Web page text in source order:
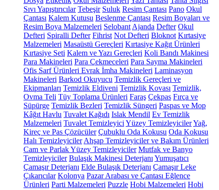
Sıvı Yapıştırıcılar Tebeşir Suluk Resim Çantası Pano Okul
Çantası Kalem Kutusu Beslenme Çantası Resim Boyaları ve
Resim Boya Malzemeleri Selobant Ajanda Defter Okul
Defteri Spiralli Defter Fihrist Not Defteri Bloknot Kırtasiye
Malzemeleri Masaüstü Gereçleri Kırtasiye Kağıt Ürünleri
Kırtasiye Seti Kalem ve Yazı Gereçleri Koli Bandı Makinesi
Para Makineleri Para Çekmeceleri Para Sayma Makineleri
Ofis Sarf Ürünleri Evrak İmha Makineleri Laminasyon
Makineleri Barkod Okuyucu Temizlik Gereçleri ve
Ekipmanları Temizlik Eldiveni Temizlik Kovası Temizlik,
Ovma Teli Tüy Toplama Ürünleri Faraş Çekpas Fırça ve
Süpürge Temizlik Bezleri Temizlik Süngeri Paspas ve Mop
Kâğıt Havlu Tuvalet Kağıdı Islak Mendil Ev Temizlik
Malzemeleri Tuvalet Temizleyici Yüzey TemizleyicilerYağ,
Kireç ve Pas Çözücüler Çubuklu Oda Kokusu Oda Kokusu
Halı Temizleyiciler Ahşap Temizleyiciler ve Bakım Ürünleri
Cam ve Parlak Yüzey Temizleyiciler Mutfak ve Banyo
Temizleyiciler Bulaşık Makinesi Deterjanı Yumuşatıcı
Çamaşır Deterjanı Elde Bulaşık Deterjanı Çamaşır Leke
Çıkarıcılar Kolonya Pazar Arabası ve Çantası Eğlence
Ürünleri Parti Malzemeleri Puzzle Hobi Malzemeleri Hobi